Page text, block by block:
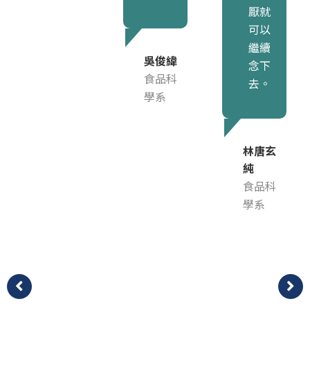
吳俊緯
食品科
學系
厭就
可以
繼續
念下
去。
林唐玄
純
食品科
學系